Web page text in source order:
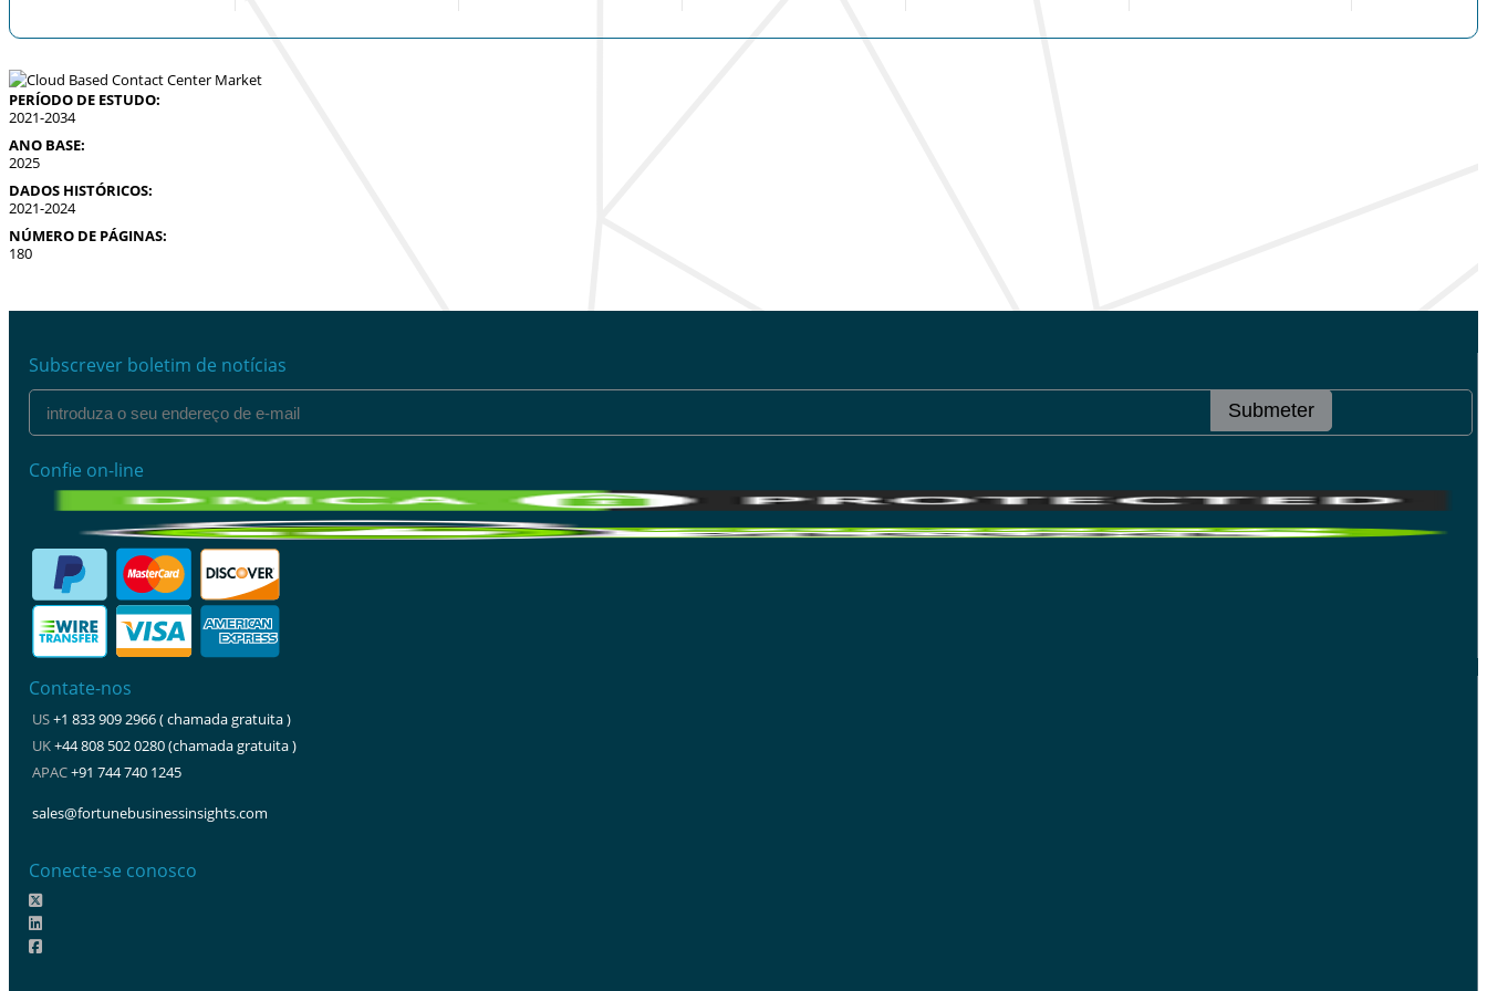
PERÍODO DE ESTUDO:
2021-2034
ANO BASE:
2025
DADOS HISTÓRICOS:
2021-2024
NÚMERO DE PÁGINAS:
180
Subscrever boletim de notícias
Submeter
Confie on-line
Contate-nos
US+1 833 909 2966 ( chamada gratuita )
UK+44 808 502 0280 (chamada gratuita )
APAC+91 744 740 1245
sales@fortunebusinessinsights.com
Conecte-se conosco